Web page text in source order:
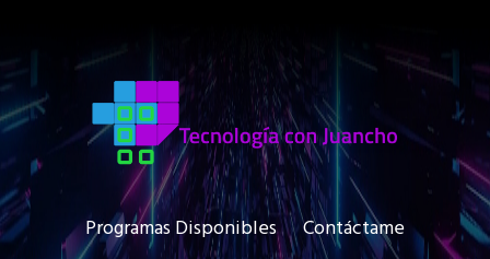
Programas Disponibles Contáctame